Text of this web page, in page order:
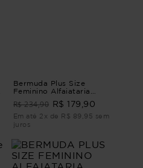
Bermuda Plus Size
Feminino Alfaiataria
Vignanello BERMUDA
ALFAIATARIA
VIGNANELLO Bege G
R$ 234,90 R$ 179,90
Em até 2x de R$ 89,95 sem
juros